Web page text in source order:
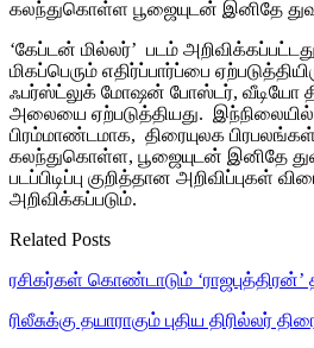
கலந்துகொள்ள பூஜையுடன் இனிதே
‘கேப்டன் மில்லர்’ படம்
மிகப்பெரும் எதிர்ப்பார்ப்பை
ஃபர்ஸ்ட்லுக் மோஷன் போஸ்டர், வீடியோ
அலையை ஏற்படுத்தியது. இந்நிலையில்
பிரம்மாண்டமாக, திரையுலக
கலந்துகொள்ள, பூஜையுடன் இனிதே
படப்பிடிப்பு குறித்தான அறிவிப்புகள்
அறிவிக்கப்படும்.
Related Posts
ரசிகர்கள் கொண்டாடும் ‘ராஜபுத்திரன்’
ரிலீசுக்கு தயாராகும் புதிய